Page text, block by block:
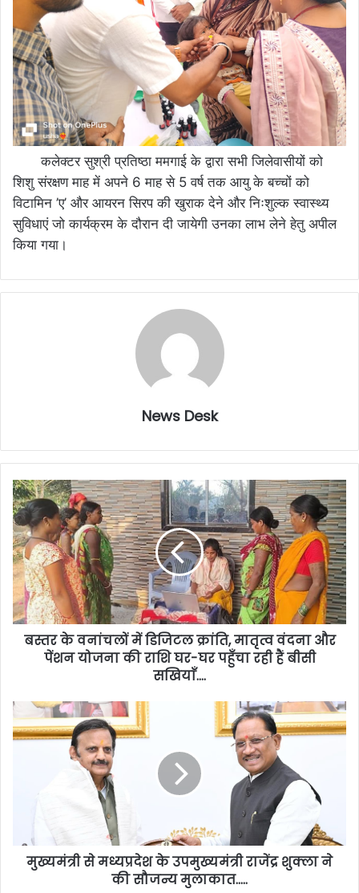
कलेक्टर सुश्री प्रतिष्ठा ममगाई के द्वारा सभी जिलेवासीयों को
शिशु संरक्षण माह में अपने 6 माह से 5 वर्ष तक आयु के बच्चों को
विटामिन ’ए’ और आयरन सिरप की खुराक देने और निःशुल्क स्वास्थ्य
सुविधाएं जो कार्यक्रम के दौरान दी जायेगी उनका लाभ लेने हेतु अपील
किया गया।
News Desk
बस्तर के वनांचलों में डिजिटल क्रांति, मातृत्व वंदना और
पेंशन योजना की राशि घर-घर पहुँचा रही हैं बीसी
सखियाँ….
मुख्यमंत्री से मध्यप्रदेश के उपमुख्यमंत्री राजेंद्र शुक्ला ने
की सौजन्य मुलाकात…..